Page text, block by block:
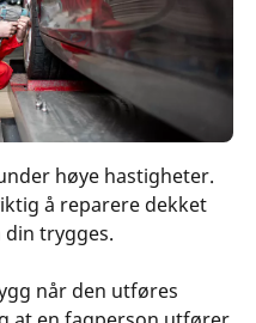
høye hastigheter.
å reparere dekket
trygges.
når den utføres